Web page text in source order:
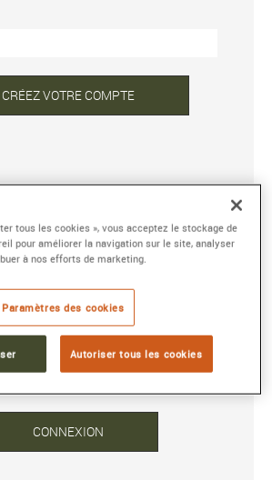
CRÉEZ VOTRE COMPTE
OU NOM D'UTILISATEUR
CONNEXION
tous les cookies », vous acceptez le stockage de
pour améliorer la navigation sur le site, analyser
à nos efforts de marketing.
Paramètres des cookies
Autoriser tous les cookies